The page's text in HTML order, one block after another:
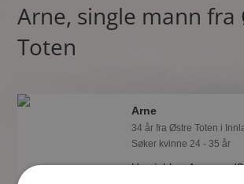
Arne, single mann
Toten
Arne
34 år fra Østre Toten i
Søker kvinne 24 - 35 år
Hva jobber Arne